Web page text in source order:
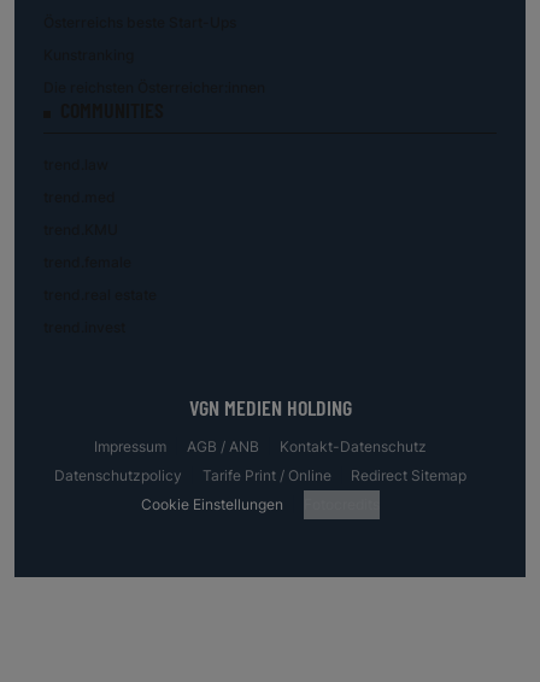
VGN MEDIEN HOLDING
Impressum AGB / ANB
Kontakt-Datenschutz
Datenschutzpolicy
Tarife Print / Online
Redirect Sitemap
Cookie Einstellungen